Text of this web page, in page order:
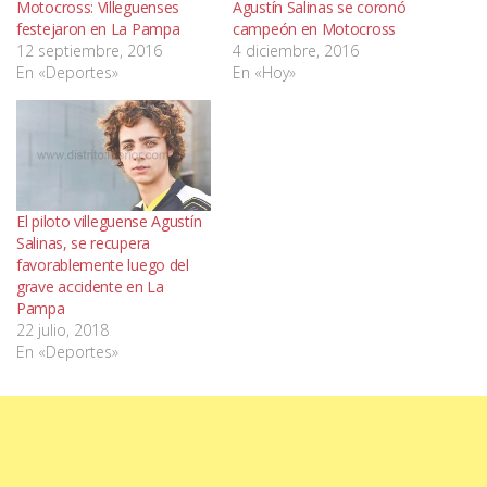
Motocross: Villeguenses
festejaron en La Pampa
12 septiembre, 2016
En «Deportes»
Agustín Salinas se coronó
campeón en Motocross
4 diciembre, 2016
En «Hoy»
El piloto villeguense Agustín
Salinas, se recupera
favorablemente luego del
grave accidente en La
Pampa
22 julio, 2018
En «Deportes»